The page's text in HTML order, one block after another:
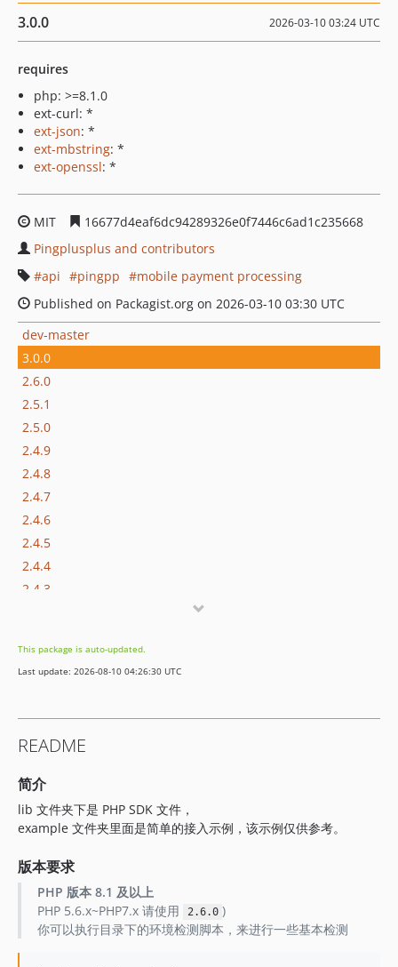
3.0.0 2026-03-10 03:24 UTC
requires
php: >=8.1.0
ext-curl: *
ext-json: *
ext-mbstring: *
ext-openssl: *
MIT
16677d4eaf6dc94289326e0f7446c6ad1c235668
Pingplusplus and contributors
api
pingpp
mobile payment processing
Published on Packagist.org on 2026-03-10 03:30 UTC
dev-master
3.0.0
2.6.0
2.5.1
2.5.0
2.4.9
2.4.8
2.4.7
2.4.6
2.4.5
2.4.4
2.4.3
2.2.3
2.2.0
2.1.3
2.1.2
2.1.1
2.1.0
2.0.6
2.0.5
2.0.4
2.0.3
This package is auto-updated.
Last update: 2026-08-10 04:26:30 UTC
README
简介
lib 文件夹下是 PHP SDK 文件，
example 文件夹里面是简单的接入示例，该示例仅供参考。
版本要求
PHP 版本 8.1 及以上
PHP 5.6.x~PHP7.x 请使用
2.6.0 )
你可以执行目录下的环境检测脚本，来进行一些基本检测